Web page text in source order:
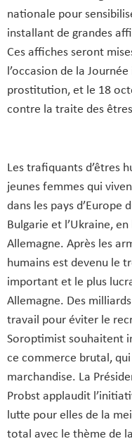
nationale pour
installant de grandes
Ces affiches seront
l’occasion de la
prostitution, et le 18
contre la traite des
Les trafiquants d’êtres
jeunes femmes qui
dans les pays d’Europe
Bulgarie et l’Ukraine,
Allemagne. Après les
humains est devenu le
important et le plus
Allemagne. Des
travail pour éviter le
Soroptimist souhaitent
ce commerce brutal,
marchandise. La
Probst applaudit
lutte pour elles de la
total avec le thème de